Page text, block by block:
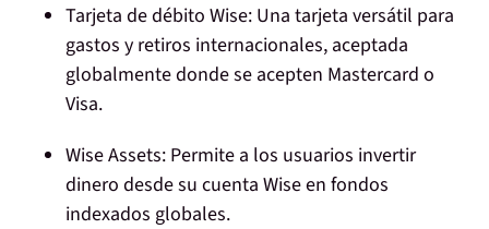
Tarjeta de débito Wise: Una tarjeta versátil para
gastos y retiros internacionales, aceptada
globalmente donde se acepten Mastercard o
Visa.
Wise Assets: Permite a los usuarios invertir
dinero desde su cuenta Wise en fondos
indexados globales.